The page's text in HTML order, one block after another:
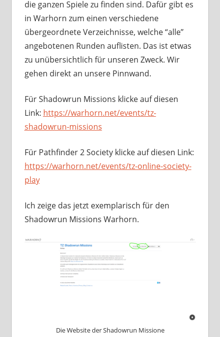
die ganzen Spiele zu finden sind. Dafür gibt es
in Warhorn zum einen verschiedene
übergeordnete Verzeichnisse, welche “alle”
angebotenen Runden auflisten. Das ist etwas
zu unübersichtlich für unseren Zweck. Wir
gehen direkt an unsere Pinnwand.
Für Shadowrun Missions klicke auf diesen
Link: https://warhorn.net/events/tz-
shadowrun-missions
Für Pathfinder 2 Society klicke auf diesen Link:
https://warhorn.net/events/tz-online-society-
play
Ich zeige das jetzt exemplarisch für den
Shadowrun Missions Warhorn.
Die Website der Shadowrun Missione